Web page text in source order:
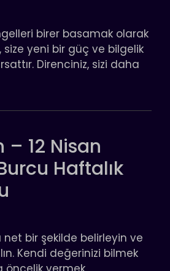
birer basamak olarak
size yeni bir güç ve bilgelik
Direnciniz, sizi daha
– 12 Nisan
Haftalık
net bir şekilde belirleyin ve
Kendi değerinizi bilmek